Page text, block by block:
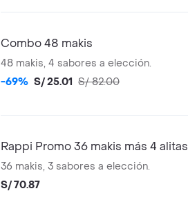
Combo 48 makis
48 makis, 4 sabores a elección.
-69% S/ 25.01 S/ 82.00
Rappi Promo 36 makis más 4 alitas
36 makis, 3 sabores a elección.
S/ 70.87